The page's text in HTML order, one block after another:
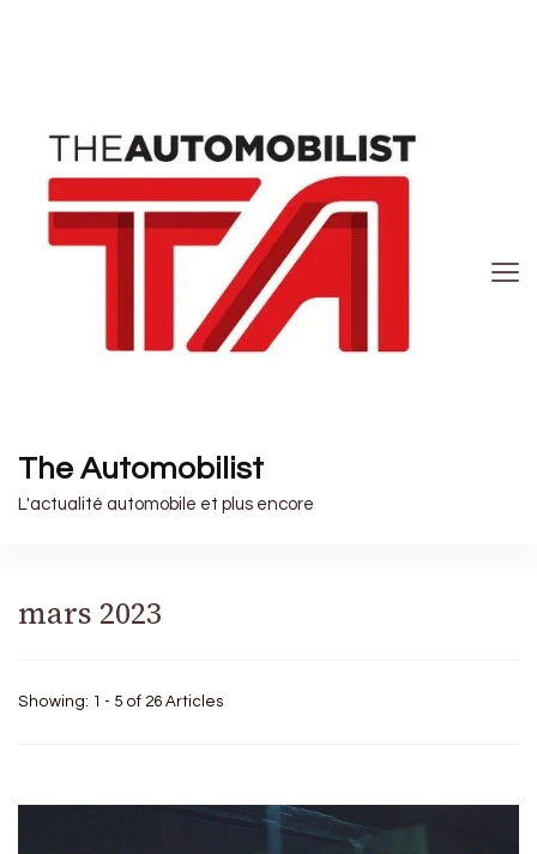
The Automobilist
L'actualité automobile et plus encore
mars 2023
Showing: 1 - 5 of 26 Articles